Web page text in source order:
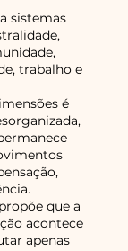
sistemas
trabalho e
é
que a
acontece
apenas